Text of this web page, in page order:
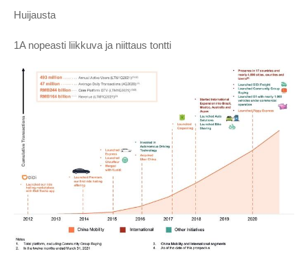
Huijausta
1A nopeasti liikkuva ja niittaus tontti